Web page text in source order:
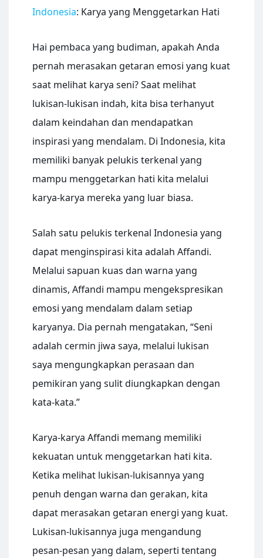
Indonesia: Karya yang Menggetarkan Hati
Hai pembaca yang budiman, apakah Anda
pernah merasakan getaran emosi yang kuat
saat melihat karya seni? Saat melihat
lukisan-lukisan indah, kita bisa terhanyut
dalam keindahan dan mendapatkan
inspirasi yang mendalam. Di Indonesia, kita
memiliki banyak pelukis terkenal yang
mampu menggetarkan hati kita melalui
karya-karya mereka yang luar biasa.
Salah satu pelukis terkenal Indonesia yang
dapat menginspirasi kita adalah Affandi.
Melalui sapuan kuas dan warna yang
dinamis, Affandi mampu mengekspresikan
emosi yang mendalam dalam setiap
karyanya. Dia pernah mengatakan, “Seni
adalah cermin jiwa saya, melalui lukisan
saya mengungkapkan perasaan dan
pemikiran yang sulit diungkapkan dengan
kata-kata.”
Karya-karya Affandi memang memiliki
kekuatan untuk menggetarkan hati kita.
Ketika melihat lukisan-lukisannya yang
penuh dengan warna dan gerakan, kita
dapat merasakan getaran energi yang kuat.
Lukisan-lukisannya juga mengandung
pesan-pesan yang dalam, seperti tentang